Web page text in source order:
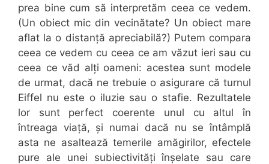
prea bine cum să interpretăm ceea ce vedem.
(Un obiect mic din vecinătate? Un obiect mare
aflat la o distanță apreciabilă?) Putem compara
ceea ce vedem cu ceea ce am văzut ieri sau cu
ceea ce văd alți oameni: acestea sunt modele
de urmat, dacă ne trebuie o asigurare că turnul
Eiffel nu este o iluzie sau o stafie. Rezultatele
lor sunt perfect coerente unul cu altul în
întreaga viață, și numai dacă nu se întâmplă
asta ne asaltează temerile amăgirilor, efectele
pure ale unei subiectivități înșelate sau care